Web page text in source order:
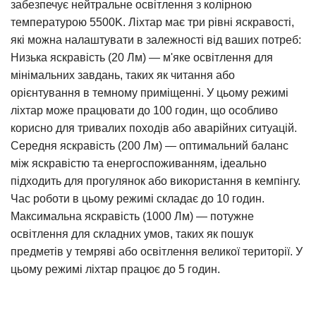
забезпечує нейтральне освітлення з колірною
температурою 5500K. Ліхтар має три рівні яскравості,
які можна налаштувати в залежності від ваших потреб:
Низька яскравість (20 Лм) — м'яке освітлення для
мінімальних завдань, таких як читання або
орієнтування в темному приміщенні. У цьому режимі
ліхтар може працювати до 100 годин, що особливо
корисно для тривалих походів або аварійних ситуацій.
Середня яскравість (200 Лм) — оптимальний баланс
між яскравістю та енергоспоживанням, ідеально
підходить для прогулянок або використання в кемпінгу.
Час роботи в цьому режимі складає до 10 годин.
Максимальна яскравість (1000 Лм) — потужне
освітлення для складних умов, таких як пошук
предметів у темряві або освітлення великої території. У
цьому режимі ліхтар працює до 5 годин.